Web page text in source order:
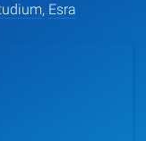
, Esra